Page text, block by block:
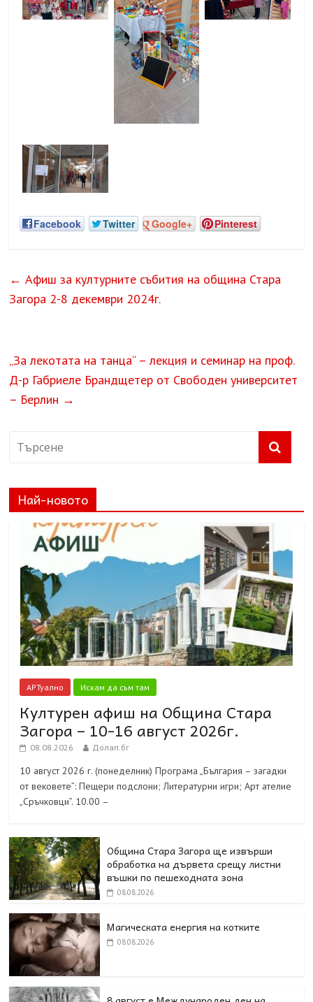
Facebook Twitter Google+ Pinterest
← Афиш за културните събития на община Стара
Загора 2-8 декември 2024г.
„За лекотата на танца“ – лекция и семинар на проф.
Д-р Габриеле Брандщетер от Свободен университет
– Берлин →
Най-новото
АРТуално Искам да съм там
Културен афиш на Община Стара
Загора – 10-16 август 2026г.
08.08.2026 Долап.бг
10 август 2026 г. (понеделник) Програма „България – загадки
от вековете”: Пещери подслони; Литературни игри; Арт ателие
„Сръчковци”. 10.00 –
Община Стара Загора ще извърши
обработка на дървета срещу листни
въшки по пешеходната зона
08.08.2026
Магическата енергия на котките
08.08.2026